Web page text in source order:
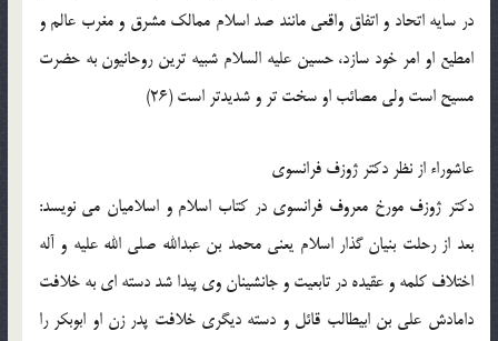
در سايه اتحاد و اتفاق واقعى مانند صد اسلام ممالك مشرق و مغرب عالم و
امطيع او امر خود سازد، حسين عليه السلام شبيه ترين روحانيون به حضرت
مسيح است ولى مصائب او سخت تر و شديدتر است (26)
عاشوراء از نظر دكتر ژوزف فرانسوى
دكتر ژوزف مورخ معروف فرانسوى در كتاب اسلام و اسلاميان مى نويسد:
بعد از رحلت بنيان گذار اسلام يعنى محمد بن عبدالله صلى الله عليه و آله
اختلاف كلمه و عقيده در تابعيت و جانشينان وى پيدا شد دسته اى به خلافت
دامادش على بن ابيطالب قائل و دسته ديگرى خلافت پدر زن او ابوبكر را